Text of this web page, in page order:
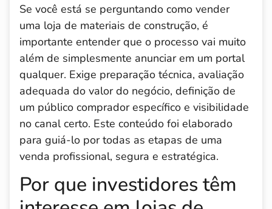
Se você está se perguntando como vender
uma loja de materiais de construção, é
importante entender que o processo vai muito
além de simplesmente anunciar em um portal
qualquer. Exige preparação técnica, avaliação
adequada do valor do negócio, definição de
um público comprador específico e visibilidade
no canal certo. Este conteúdo foi elaborado
para guiá-lo por todas as etapas de uma
venda profissional, segura e estratégica.
Por que investidores têm